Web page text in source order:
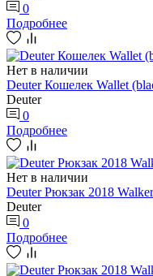
0
Подробнее
Нет в наличии
Deuter Кошелек Wallet
Deuter
0
Подробнее
Нет в наличии
Deuter Рюкзак 2018
Deuter
0
Подробнее